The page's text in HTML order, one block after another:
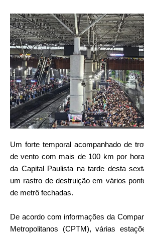
Um forte temporal acompanhado de
de vento com mais de 100 km por
da Capital Paulista na tarde desta
um rastro de destruição em vários
de metrô fechadas.
De acordo com informações da
Metropolitanos (CPTM), várias